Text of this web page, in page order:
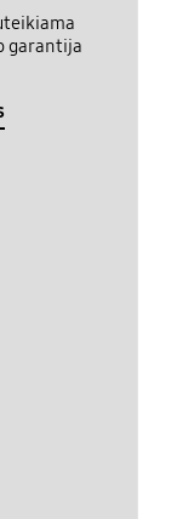
garantija